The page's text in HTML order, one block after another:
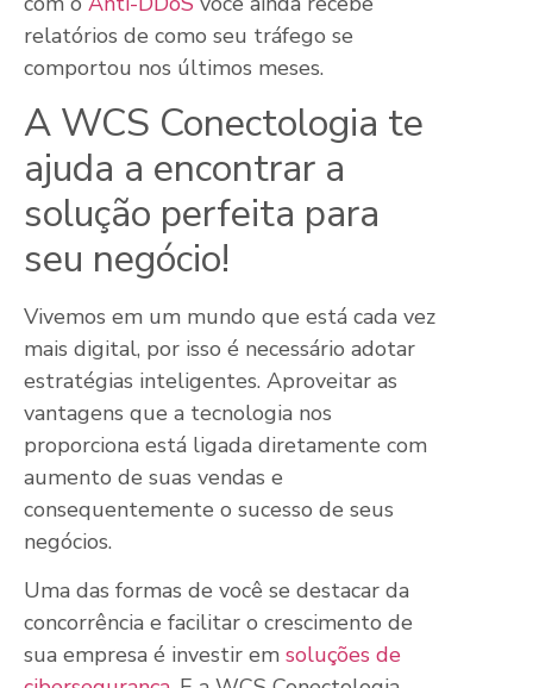
relatórios de como seu tráfego se
comportou nos últimos meses.
A WCS Conectologia te
ajuda a encontrar a
solução perfeita para
seu negócio!
Vivemos em um mundo que está cada vez
mais digital, por isso é necessário adotar
estratégias inteligentes. Aproveitar as
vantagens que a tecnologia nos
proporciona está ligada diretamente com
aumento de suas vendas e
consequentemente o sucesso de seus
negócios.
Uma das formas de você se destacar da
concorrência e facilitar o crescimento de
sua empresa é investir em soluções de